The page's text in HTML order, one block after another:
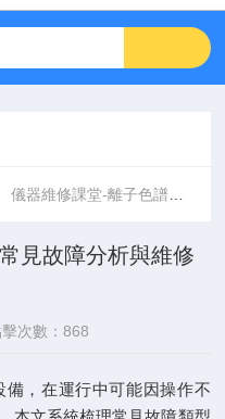
儀器維修課堂-離子色譜儀常見故障分析與維修策略
見故障分析與維修
次數：868
，在運行中可能因操作不